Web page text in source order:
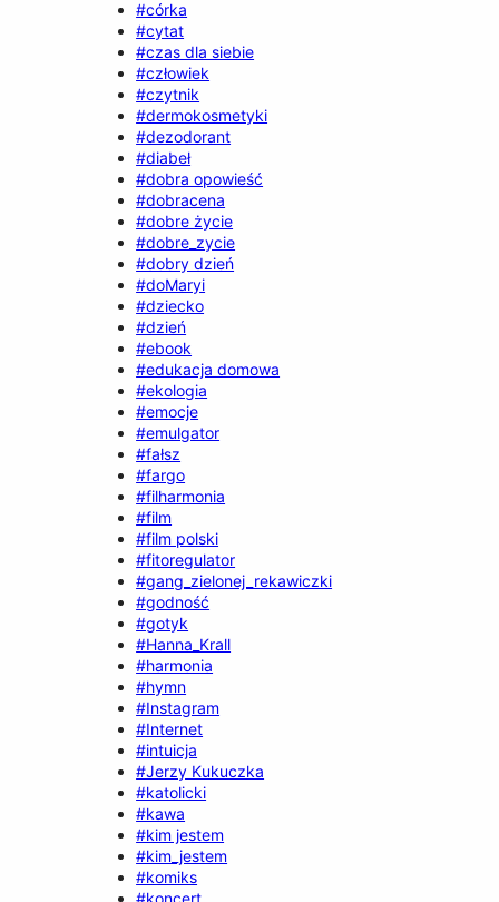
#córka
#cytat
#czas dla siebie
#człowiek
#czytnik
#dermokosmetyki
#dezodorant
#diabeł
#dobra opowieść
#dobracena
#dobre życie
#dobre_zycie
#dobry dzień
#doMaryi
#dziecko
#dzień
#ebook
#edukacja domowa
#ekologia
#emocje
#emulgator
#fałsz
#fargo
#filharmonia
#film
#film polski
#fitoregulator
#gang_zielonej_rekawiczki
#godność
#gotyk
#Hanna_Krall
#harmonia
#hymn
#Instagram
#Internet
#intuicja
#Jerzy Kukuczka
#katolicki
#kawa
#kim jestem
#kim_jestem
#komiks
#koncert